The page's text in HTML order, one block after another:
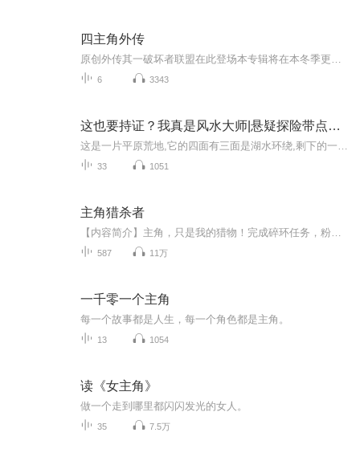
四主角外传
6 3343
这也要持证？我真是风水大师|悬疑探险带点笑|免费
33 1051
主角猎杀者
587 11万
一千零一个主角
每一个故事都是人生，每一个角色都是主角。
13 1054
读《女主角》
做一个走到哪里都闪闪发光的女人。
35 7.5万